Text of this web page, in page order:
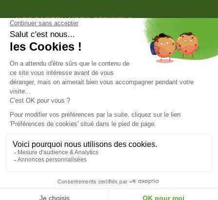
+ AJOUTER AU PANIER
339,00 € AJOUTER AU PANIER
NOS PARTENAIRES OFFICIELS
INFORMATIONS
INFORMATIONS & CONDITIONS
VOTRE COMPTE
© 2026 - ClimOnline - Tous droits réservés